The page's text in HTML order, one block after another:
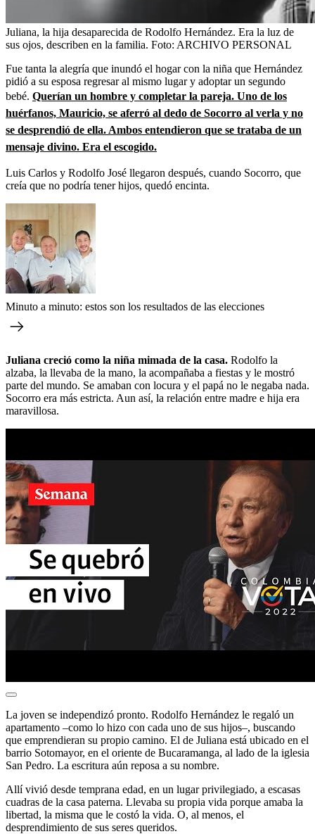
Juliana, la hija desaparecida de Rodolfo Hernández. Era la luz de
sus ojos, describen en la familia. Foto: ARCHIVO PERSONAL
Fue tanta la alegría que inundó el hogar con la niña que Hernández
pidió a su esposa regresar al mismo lugar y adoptar un segundo
bebé. Querían un hombre y completar la pareja. Uno de los
huérfanos, Mauricio, se aferró al dedo de Socorro al verla y no
se desprendió de ella. Ambos entendieron que se trataba de un
mensaje divino. Era el escogido.
Luis Carlos y Rodolfo José llegaron después, cuando Socorro, que
creía que no podría tener hijos, quedó encinta.
Minuto a minuto: estos son los resultados de las elecciones
Juliana creció como la niña mimada de la casa. Rodolfo la
alzaba, la llevaba de la mano, la acompañaba a fiestas y le mostró
parte del mundo. Se amaban con locura y el papá no le negaba nada.
Socorro era más estricta. Aun así, la relación entre madre e hija era
maravillosa.
La joven se independizó pronto. Rodolfo Hernández le regaló un
apartamento –como lo hizo con cada uno de sus hijos–, buscando
que emprendieran su propio camino. El de Juliana está ubicado en el
barrio Sotomayor, en el oriente de Bucaramanga, al lado de la iglesia
San Pedro. La escritura aún reposa a su nombre.
Allí vivió desde temprana edad, en un lugar privilegiado, a escasas
cuadras de la casa paterna. Llevaba su propia vida porque amaba la
libertad, la misma que le costó la vida. O, al menos, el
desprendimiento de sus seres queridos.